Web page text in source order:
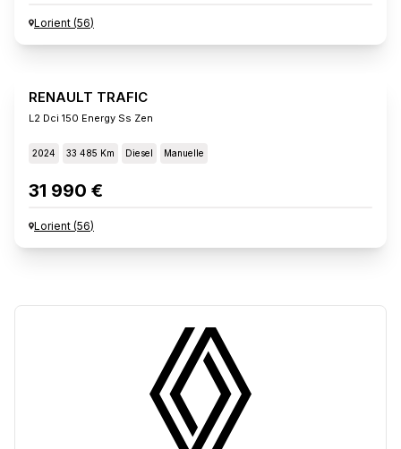
Lorient (56)
RENAULT TRAFIC
L2 Dci 150 Energy Ss Zen
2024 33 485 Km Diesel Manuelle
31 990 €
Lorient (56)